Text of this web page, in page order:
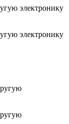
электронику
электронику